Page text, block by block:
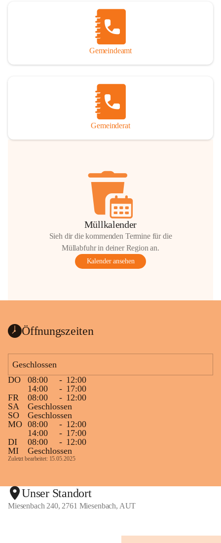
Gemeindeamt
Gemeinderat
Müllkalender
Sieh dir die kommenden Termine für die
Müllabfuhr in deiner Region an.
Kalender ansehen
Öffnungszeiten
Geschlossen
DO
08:00 - 12:00
14:00
- 17:00
FR
08:00 - 12:00
SA
Geschlossen
SO
Geschlossen
MO 08:00 - 12:00
14:00
- 17:00
DI
08:00 - 12:00
MI
Geschlossen
Zuletzt bearbeitet: 15.05.2025
Unser Standort
Miesenbach 240, 2761 Miesenbach, AUT